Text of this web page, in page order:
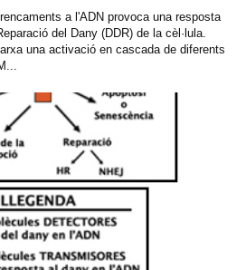
a l'ADN provoca una resposta
del Dany (DDR) de la cèl·lula.
una activació en cascada de diferents